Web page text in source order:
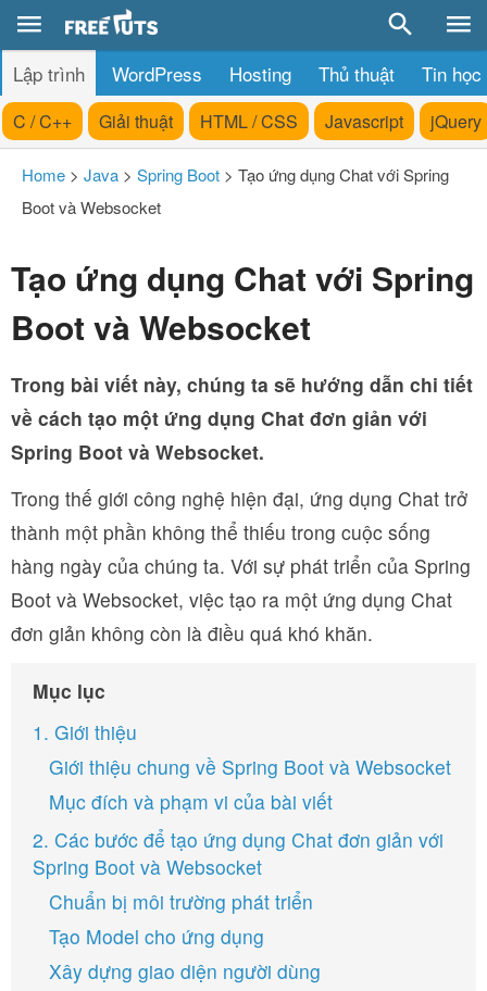
Lập trình WordPress Hosting Thủ thuật Tin học
C / C++ Giải thuật HTML / CSS Javascript jQuery
Home > Java > Spring Boot > Tạo ứng dụng Chat với Spring
Boot và Websocket
Tạo ứng dụng Chat với Spring
Boot và Websocket
Trong bài viết này, chúng ta sẽ hướng dẫn chi tiết
về cách tạo một ứng dụng Chat đơn giản với
Spring Boot và Websocket.
Trong thế giới công nghệ hiện đại, ứng dụng Chat trở
thành một phần không thể thiếu trong cuộc sống
hàng ngày của chúng ta. Với sự phát triển của Spring
Boot và Websocket, việc tạo ra một ứng dụng Chat
đơn giản không còn là điều quá khó khăn.
Mục lục
1. Giới thiệu
Giới thiệu chung về Spring Boot và Websocket
Mục đích và phạm vi của bài viết
2. Các bước để tạo ứng dụng Chat đơn giản với
Spring Boot và Websocket
Chuẩn bị môi trường phát triển
Tạo Model cho ứng dụng
Xây dựng giao diện người dùng